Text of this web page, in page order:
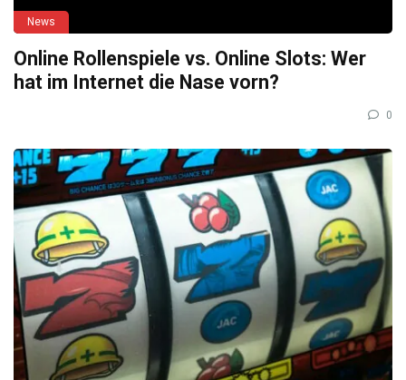
News
Online Rollenspiele vs. Online Slots: Wer
hat im Internet die Nase vorn?
0